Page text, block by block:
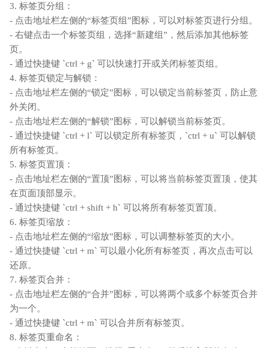
3. 标签页分组：
- 点击地址栏左侧的“标签页组”图标，可以对标签页进行分组。
- 右键点击一个标签页组，选择“新建组”，然后添加其他标签
页。
- 通过快捷键 `ctrl + g` 可以快速打开或关闭标签页组。
4. 标签页锁定与解锁：
- 点击地址栏左侧的“锁定”图标，可以锁定当前标签页，防止意
外关闭。
- 点击地址栏左侧的“解锁”图标，可以解锁当前标签页。
- 通过快捷键 `ctrl + l` 可以锁定所有标签页，`ctrl + u` 可以解锁
所有标签页。
5. 标签页置顶：
- 点击地址栏左侧的“置顶”图标，可以将当前标签页置顶，使其
在页面顶部显示。
- 通过快捷键 `ctrl + shift + h` 可以将所有标签页置顶。
6. 标签页缩放：
- 点击地址栏左侧的“缩放”图标，可以调整标签页的大小。
- 通过快捷键 `ctrl + m` 可以最小化所有标签页，再次点击可以
还原。
7. 标签页合并：
- 点击地址栏左侧的“合并”图标，可以将两个或多个标签页合并
为一个。
- 通过快捷键 `ctrl + m` 可以合并所有标签页。
8. 标签页重命名：